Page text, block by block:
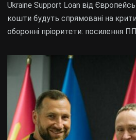
Ukraine Support Loan від
кошти будуть спрямовані на
оборонні пріоритети: посилення